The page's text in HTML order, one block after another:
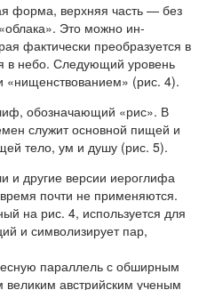
форма, верхняя часть — без
Это можно ин­
фактически преобразуется в
в небо. Следующий уровень
«нищенствованием» (рис. 4).
обозначающий «рис». В
служит основной пи­щей и
тело, ум и душу (рис. 5).
и другие версии иероглифа
почти не применяются.
на рис. 4, используется для
и символизирует пар,
параллель с обширным
австрийским ученым